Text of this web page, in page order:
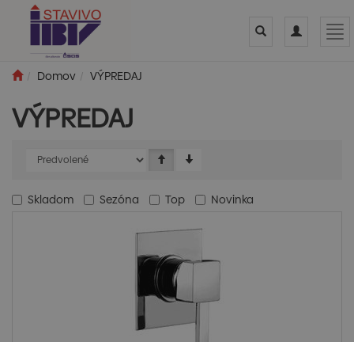
Toggle
Toggle
Domov
VÝPREDAJ
VÝPREDAJ
Skladom Sezóna Top Novinka